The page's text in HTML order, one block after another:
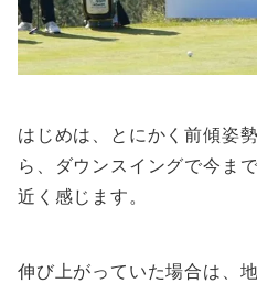
はじめは、とにかく前傾姿
ら、ダウンスイングで今ま
近く感じます。
伸び上がっていた場合は、